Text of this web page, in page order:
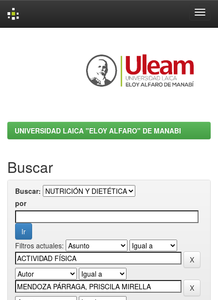
UNIVERSIDAD LAICA "ELOY ALFARO" DE MANABI
Buscar
Buscar:
por
Filtros actuales: